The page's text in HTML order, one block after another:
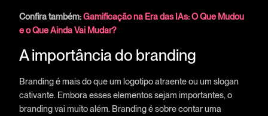
Confira também:Gamificação na Era das IAs: O Que Mudou
e o Que Ainda Vai Mudar?
A importância do branding
Branding é mais do que um logotipo atraente ou um slogan
cativante. Embora esses elementos sejam importantes, o
branding vai muito além. Branding é sobre contar uma